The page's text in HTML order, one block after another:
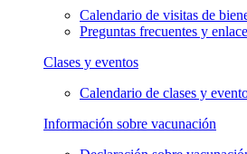
Calendario de visitas de
Preguntas frecuentes y
Clases y eventos
Calendario de clases y
Información sobre vacunación